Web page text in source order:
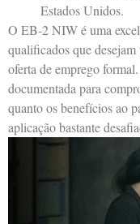
Estados Unidos.
O EB-2 NIW é uma
qualificados que
oferta de emprego
documentada para
quanto os benefícios ao
aplicação bastante